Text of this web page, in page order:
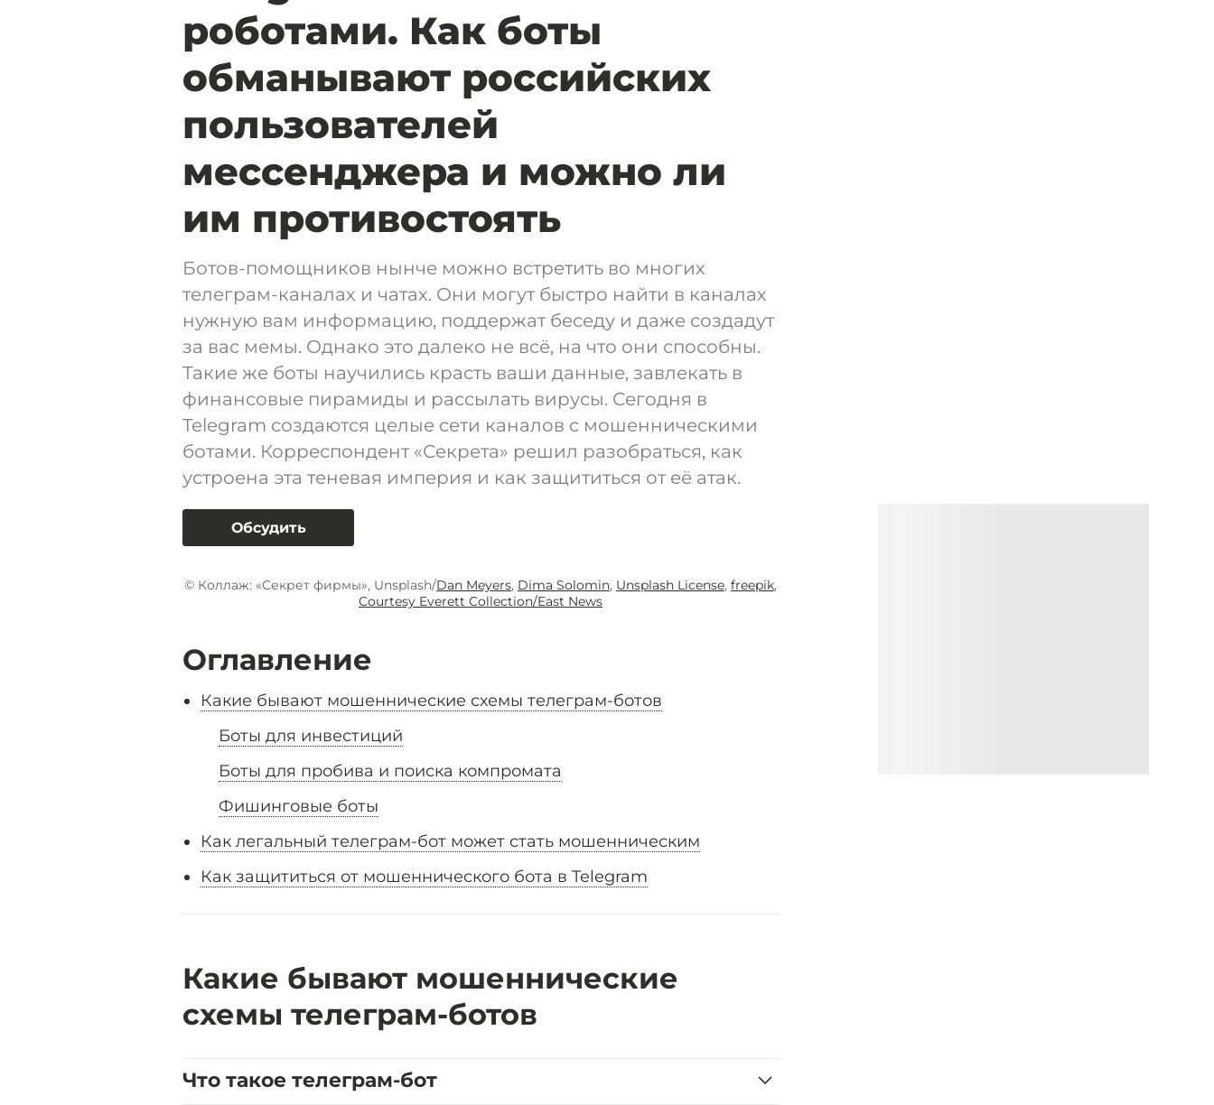
роботами. Как боты
обманывают российских
пользователей
мессенджера и можно ли
им противостоять
Ботов-помощников нынче можно встретить во многих
телеграм-каналах и чатах. Они могут быстро найти в каналах
нужную вам информацию, поддержат беседу и даже создадут
за вас мемы. Однако это далеко не всё, на что они способны.
Такие же боты научились красть ваши данные, завлекать в
финансовые пирамиды и рассылать вирусы. Сегодня в
Telegram создаются целые сети каналов с мошенническими
ботами. Корреспондент «Секрета» решил разобраться, как
устроена эта теневая империя и как защититься от её атак.
Обсудить
© Коллаж: «Секрет фирмы», Unsplash/Dan Meyers, Dima Solomin, Unsplash License, freepik,
Courtesy Everett Collection/East News
Оглавление
Какие бывают мошеннические схемы телеграм-ботов
Боты для инвестиций
Боты для пробива и поиска компромата
Фишинговые боты
Как легальный телеграм-бот может стать мошенническим
Как защититься от мошеннического бота в Telegram
Какие бывают мошеннические
схемы телеграм-ботов
Что такое телеграм-бот